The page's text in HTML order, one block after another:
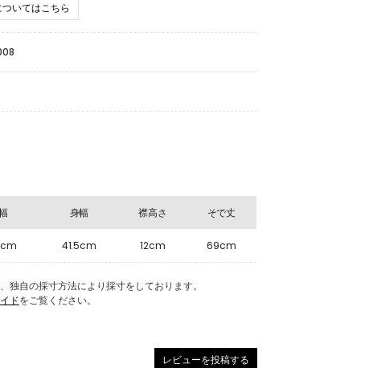
いてはこちら
身幅 襟高さ そで丈
41.5cm 12cm 69cm
独自の採寸方法により採寸をしております。
ドをご覧ください。
レビューを投稿する